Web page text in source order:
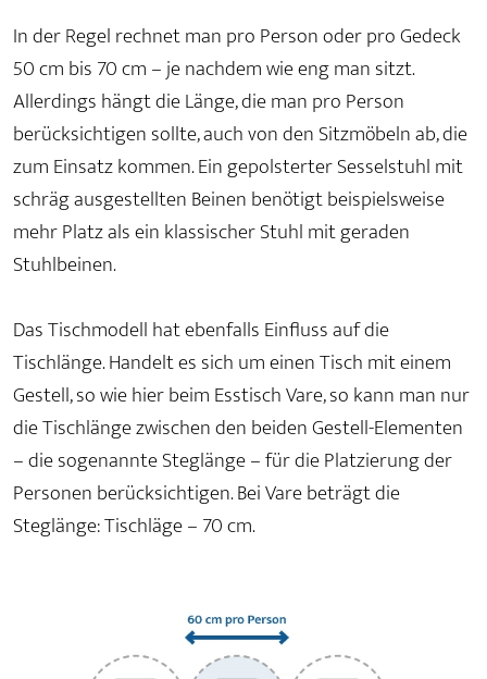
In der Regel rechnet man pro Person oder pro Gedeck
50 cm bis 70 cm – je nachdem wie eng man sitzt.
Allerdings hängt die Länge, die man pro Person
berücksichtigen sollte, auch von den Sitzmöbeln ab, die
zum Einsatz kommen. Ein gepolsterter Sesselstuhl mit
schräg ausgestellten Beinen benötigt beispielsweise
mehr Platz als ein klassischer Stuhl mit geraden
Stuhlbeinen.
Das Tischmodell hat ebenfalls Einfluss auf die
Tischlänge. Handelt es sich um einen Tisch mit einem
Gestell, so wie hier beim Esstisch Vare, so kann man nur
die Tischlänge zwischen den beiden Gestell-Elementen
– die sogenannte Steglänge – für die Platzierung der
Personen berücksichtigen. Bei Vare beträgt die
Steglänge: Tischläge – 70 cm.